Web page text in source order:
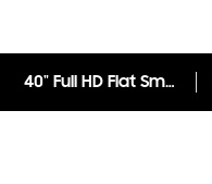
40" Full HD Flat Smart TV H5505